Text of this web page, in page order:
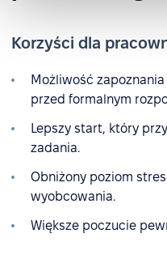
Korzyści dla
Możliwość
przed formalnym
Lepszy start, który
zadania.
Obniżony poziom
wyobcowania.
Większe poczucie